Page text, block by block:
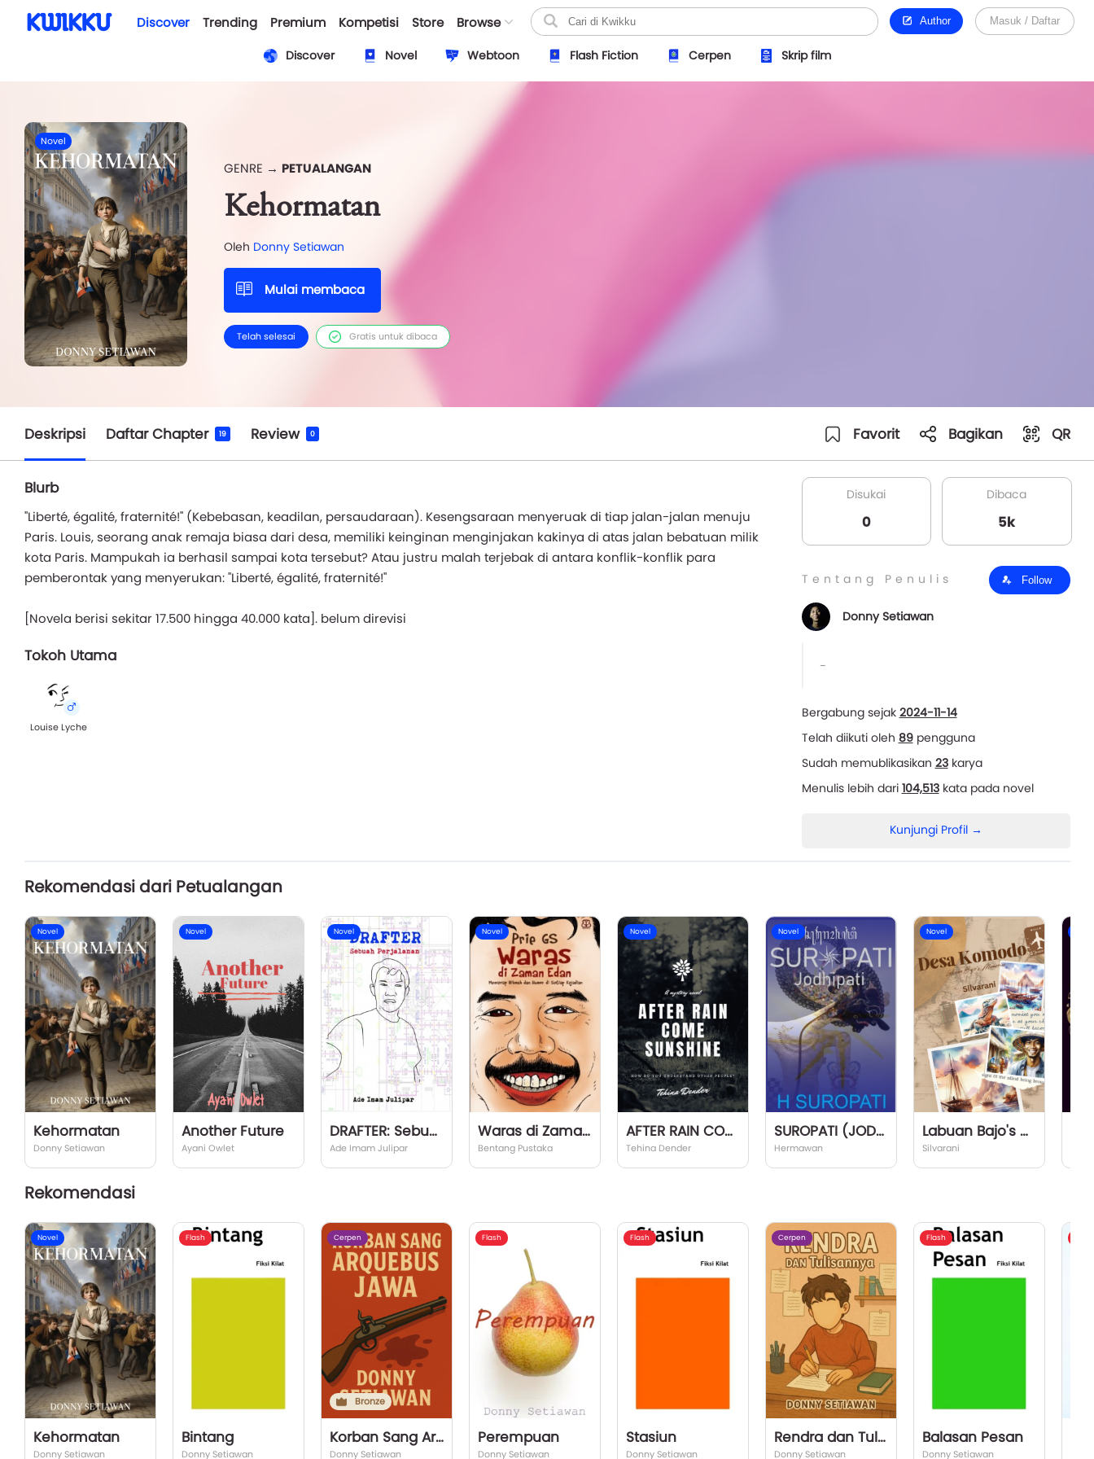
Discover Trending Premium Kompetisi Store Browse Author Masuk / Daftar
Discover Novel Webtoon Flash Fiction Cerpen Skrip film
Novel
GENRE → PETUALANGAN
Kehormatan
Oleh Donny Setiawan
Mulai membaca
Telah selesai Gratis untuk dibaca
Deskripsi Daftar Chapter 19 Review 0 Favorit Bagikan QR
Blurb
"Liberté, égalité, fraternité!" (Kebebasan, keadilan, persaudaraan). Kesengsaraan menyeruak di tiap jalan-jalan menuju
Paris. Louis, seorang anak remaja biasa dari desa, memiliki keinginan menginjakan kakinya di atas jalan bebatuan milik
kota Paris. Mampukah ia berhasil sampai kota tersebut? Atau justru malah terjebak di antara konflik-konflik para
pemberontak yang menyerukan: "Liberté, égalité, fraternité!"
[Novela berisi sekitar 17.500 hingga 40.000 kata]. belum direvisi
Tokoh Utama
Louise Lyche
Disukai
0
Dibaca
5k
Tentang Penulis Follow
Donny Setiawan
-
Bergabung sejak 2024-11-14
Telah diikuti oleh 89pengguna
Sudah memublikasikan 23karya
Menulis lebih dari 104,513kata pada novel
Kunjungi Profil →
Rekomendasi dari Petualangan
Novel
Kehormatan
Donny Setiawan
Novel
Another Future
Ayani Owlet
Novel
DRAFTER: Sebuah Perjalanan
Ade Imam Julipar
Novel
Waras di Zaman Edan
Bentang Pustaka
Novel
AFTER RAIN COME SUNSHINE
Tehina Dender
Novel
SUROPATI (JODHIPATI)
Hermawan
Novel
Labuan Bajo's Memories
Silvarani
Rekomendasi
Novel
Kehormatan
Donny Setiawan
Flash
Bintang
Donny Setiawan
Cerpen
Bronze
Korban Sang Arquebus Jawa
Donny Setiawan
Flash
Perempuan
Donny Setiawan
Flash
Stasiun
Donny Setiawan
Cerpen
Rendra dan Tulisannya
Donny Setiawan
Flash
Balasan Pesan
Donny Setiawan